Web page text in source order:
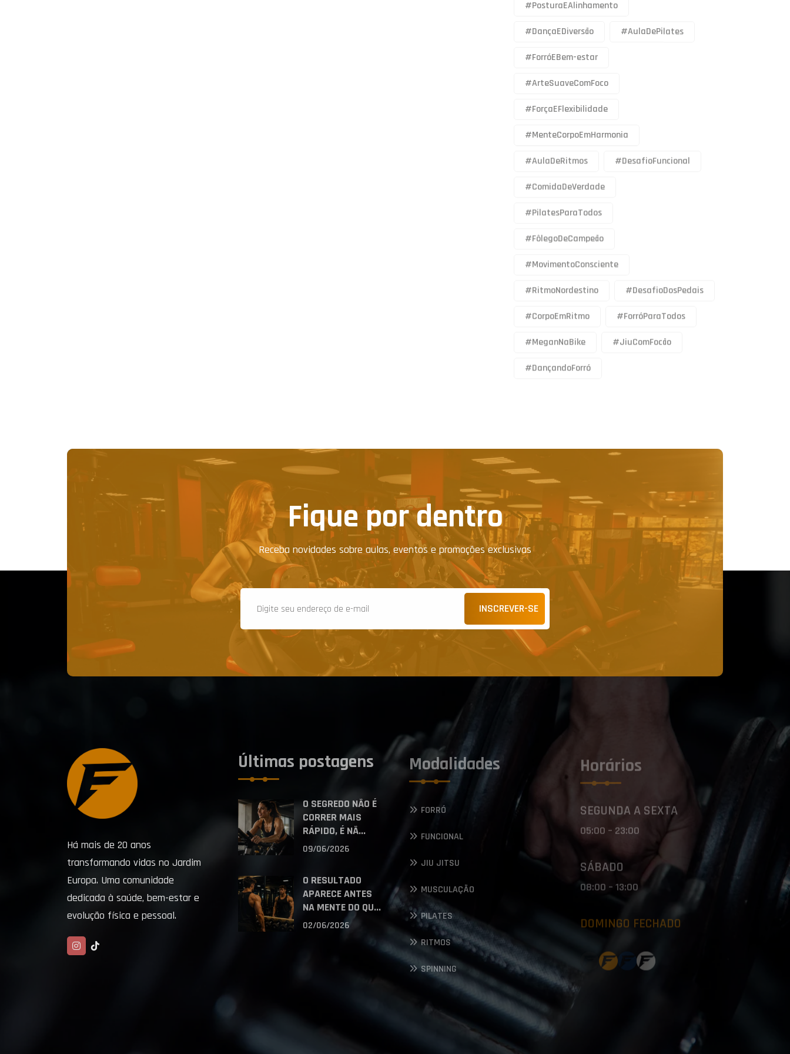
#DançaEDiversão #AulaDePilates
#ForróEBem-estar
#ArteSuaveComFoco
#ForçaEFlexibilidade
#MenteCorpoEmHarmonia
#AulaDeRitmos #DesafioFuncional
#ComidaDeVerdade
#PilatesParaTodos
#FôlegoDeCampeão
#MovimentoConsciente
#RitmoNordestino #DesafioDosPedais
#CorpoEmRitmo #ForróParaTodos
#MeganNaBike #JiuComFocão
#DançandoForró
Fique por dentro
Receba novidades sobre aulas, eventos e promoções exclusivas
INSCREVER-SE
Há mais de 20 anos
transformando vidas no Jardim
Europa. Uma comunidade
dedicada à saúde, bem-estar e
evolução física e pessoal.
Últimas postagens
O SEGREDO NÃO É
CORRER MAIS
RÁPIDO, É NÃ...
09/06/2026
O RESULTADO
APARECE ANTES
NA MENTE DO QU...
02/06/2026
Modalidades
FORRÓ
FUNCIONAL
JIU JITSU
MUSCULAÇÃO
PILATES
RITMOS
SPINNING
Horários
SEGUNDA A SEXTA
05:00 – 23:00
SÁBADO
08:00 – 13:00
DOMINGO FECHADO